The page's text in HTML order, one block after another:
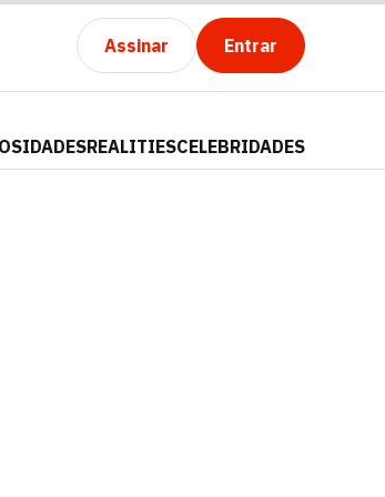
Assinar Entrar
REALITIESCELEBRIDADES